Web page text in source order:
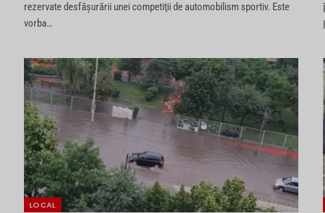
rezervate desfăşurării unei competiţii de automobilism sportiv. Este
vorba…
LOCAL